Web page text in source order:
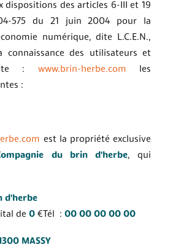
dispositions des articles 6-III et 19
575 du 21 juin 2004 pour la
numérique, dite L.C.E.N.,
connaissance des utilisateurs et
: www.brin-herbe.com les
:
est la propriété exclusive
du brin d'herbe, qui
d'herbe
de 0 €Tél : 00 00 00 00 00
MASSY